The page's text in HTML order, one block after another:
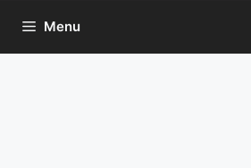
Menu